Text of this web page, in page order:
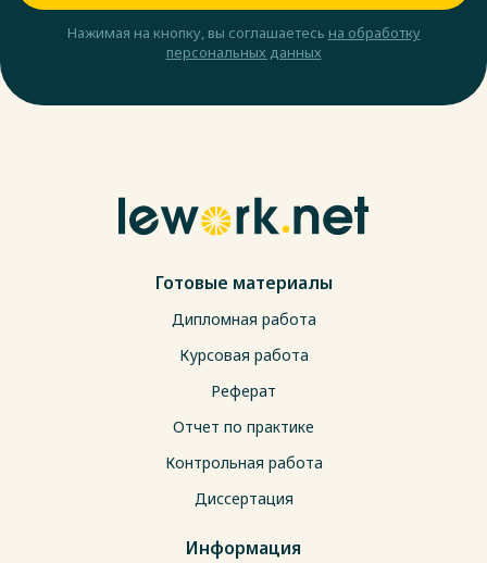
Нажимая на кнопку, вы соглашаетесь на обработку
персональных данных
Готовые материалы
Дипломная работа
Курсовая работа
Реферат
Отчет по практике
Контрольная работа
Диссертация
Информация